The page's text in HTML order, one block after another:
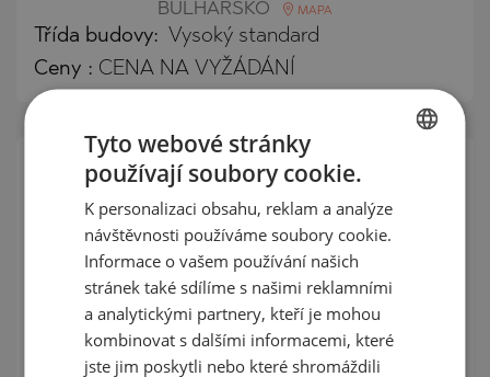
BULHARSKO MAPA
Třída budovy: Vysoký standard
Ceny : CENA NA VYŽÁDÁNÍ
JEDNOTLIVÁ
BULGARIAN
ENGLISH
GERMAN
FRENCH
POLISH
Tyto webové stránky
používají soubory cookie.
K personalizaci obsahu, reklam a analýze
návštěvnosti používáme soubory cookie.
Informace o vašem používání našich
stránek také sdílíme s našimi reklamními
a analytickými partnery, kteří je mohou
kombinovat s dalšími informacemi, které
jste jim poskytli nebo které shromáždili